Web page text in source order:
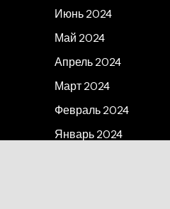
Июнь 2024
Май 2024
Апрель 2024
Март 2024
Февраль 2024
Январь 2024